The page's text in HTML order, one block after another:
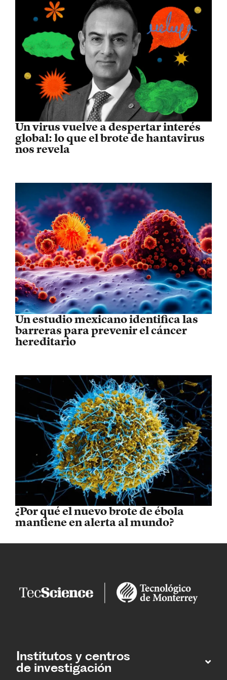
Un virus vuelve a despertar interés
global: lo que el brote de hantavirus
nos revela
Un estudio mexicano identifica las
barreras para prevenir el cáncer
hereditario
¿Por qué el nuevo brote de ébola
mantiene en alerta al mundo?
Institutos y centros
de investigación